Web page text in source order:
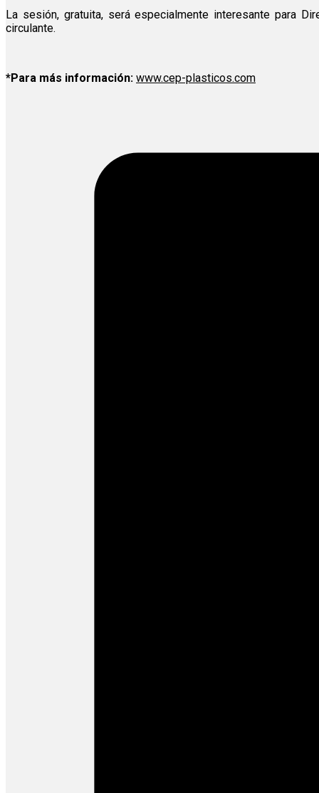
La sesión, gratuita, será especialmente interesante para
circulante.
*Para más información: www.cep-plasticos.com